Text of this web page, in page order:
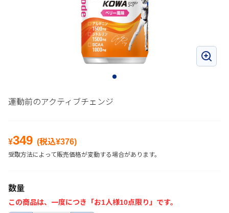
運動前のアクティブチェンジ
¥349 (税込¥376)
受取方法によって販売価格が変動する場合があります。
数量
この商品は、一度につき「お1人様10点限り」です。